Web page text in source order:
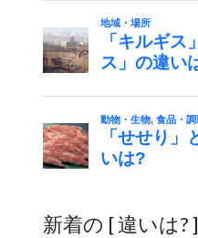
新着の [ 違いは? ]